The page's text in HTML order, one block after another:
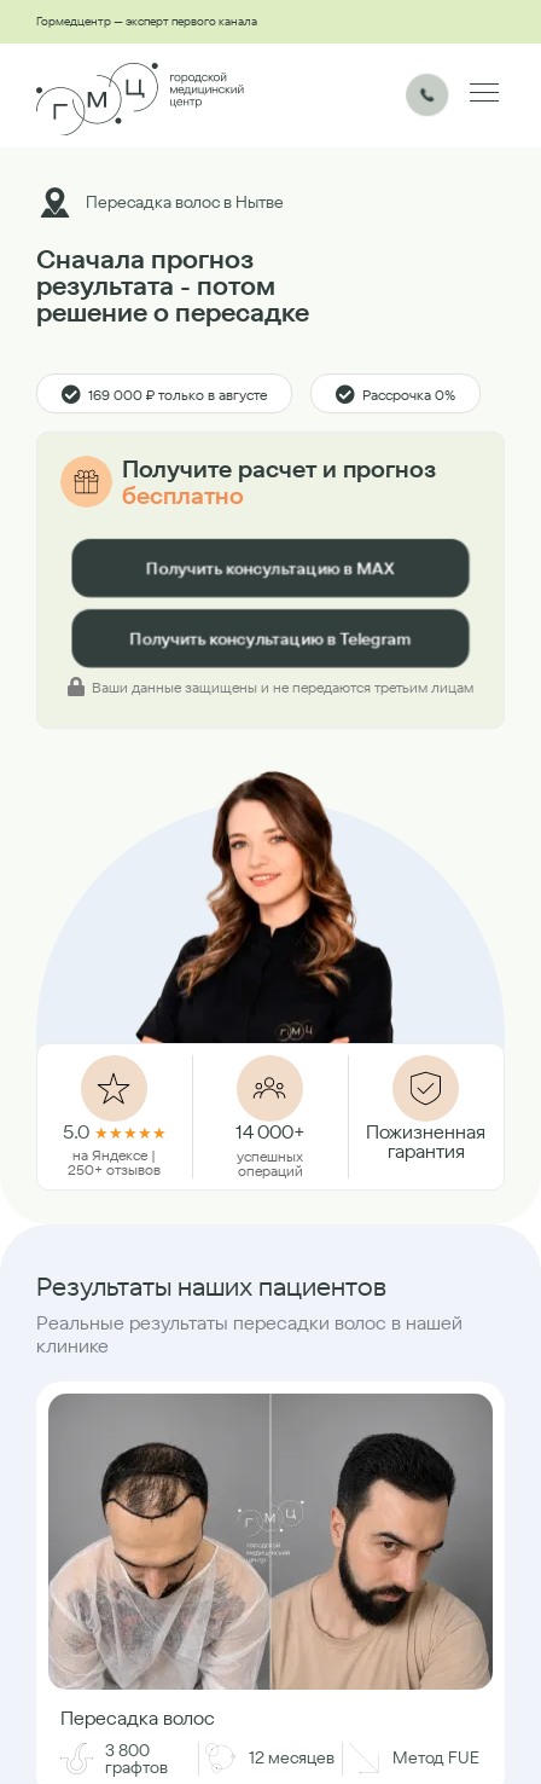
Гормедцентр — эксперт первого канала
Пересадка волос в Нытве
Сначала прогноз
результата - потом
решение о пересадке
169 000 ₽ только в августе Рассрочка 0%
Получите расчет и прогноз
бесплатно
Получить консультацию в MAX
Получить консультацию в Telegram
Ваши данные защищены и не передаются третьим лицам
5.0 ★★★★★
на Яндексе |
250+ отзывов
14 000+
успешных
операций
Пожизненная
гарантия
Результаты наших пациентов
Реальные результаты пересадки волос в нашей
клинике
Пересадка волос
3 800
графтов 12 месяцев Метод FUE